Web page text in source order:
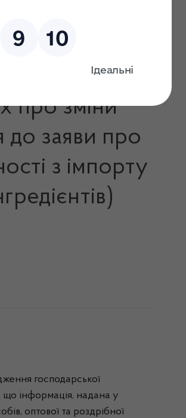
отримання ліцензії на
про зміни
до заяви про
з імпорту
господарської
що інформація, надана у
оптової та роздрібної